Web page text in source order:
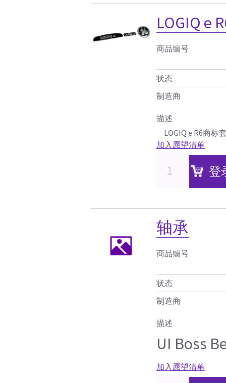
LOGIQ e
商品编号
状态
制造商
描述
LOGIQ e R6商标
加入愿望清单
登
轴承
商品编号
状态
制造商
描述
UI Boss
加入愿望清单